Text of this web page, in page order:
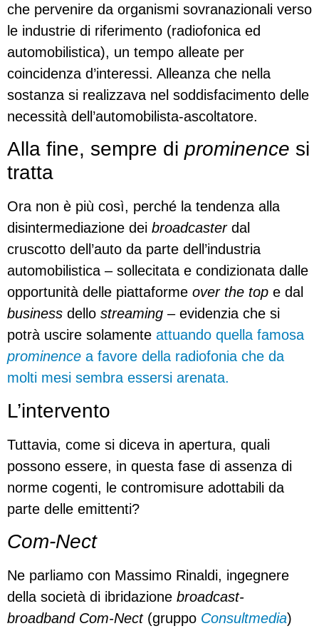
che pervenire da organismi sovranazionali verso
le industrie di riferimento (radiofonica ed
automobilistica), un tempo alleate per
coincidenza d’interessi. Alleanza che nella
sostanza si realizzava nel soddisfacimento delle
necessità dell’automobilista-ascoltatore.
Alla fine, sempre di prominence si
tratta
Ora non è più così, perché la tendenza alla
disintermediazione dei broadcasterdal
cruscotto dell’auto da parte dell’industria
automobilistica – sollecitata e condizionata dalle
opportunità delle piattaforme over the top e dal
business dello streaming – evidenzia che si
potrà uscire solamente attuando quella famosa
prominence a favore della radiofonia che da
molti mesi sembra essersi arenata.
L’intervento
Tuttavia, come si diceva in apertura, quali
possono essere, in questa fase di assenza di
norme cogenti, le contromisure adottabili da
parte delle emittenti?
Com-Nect
Ne parliamo con Massimo Rinaldi, ingegnere
della società di ibridazione broadcast-
broadband Com-Nect(gruppo Consultmedia)